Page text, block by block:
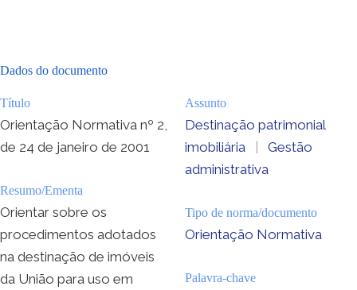
Dados do documento
Título
Orientação Normativa nº 2,
de 24 de janeiro de 2001
Resumo/Ementa
Orientar sobre os
procedimentos adotados
na destinação de imóveis
da União para uso em
Assunto
Destinação patrimonial
imobiliária
|
Gestão
administrativa
Tipo de norma/documento
Orientação Normativa
Palavra-chave